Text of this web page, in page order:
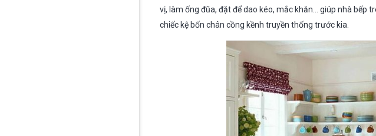
vị, làm ống đũa, đặt để dao kéo, mắc khăn… giúp nhà bếp
chiếc kệ bốn chân cồng kềnh truyền thống trước kia.